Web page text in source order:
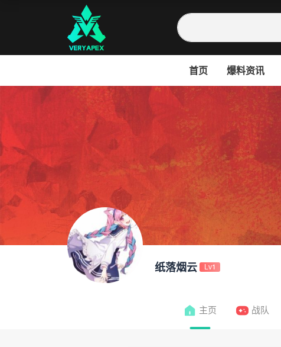
首页 爆料资讯
纸落烟云 Lv1
主页 战队